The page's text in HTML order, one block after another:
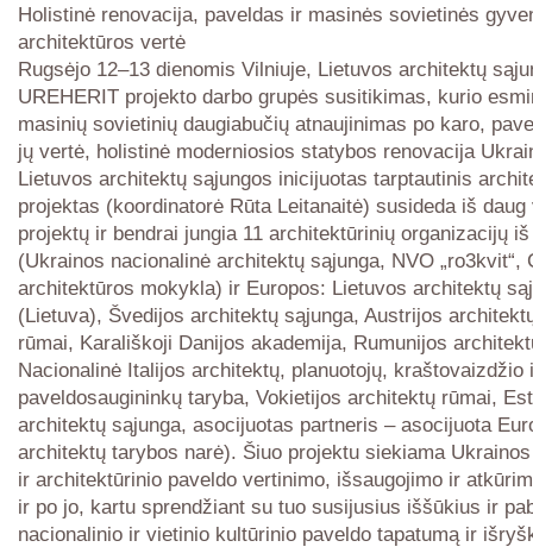
Holistinė renovacija, paveldas ir masinės sovietinės
architektūros vertė
Rugsėjo 12–13 dienomis Vilniuje, Lietuvos architektų
UREHERIT projekto darbo grupės susitikimas, kurio
masinių sovietinių daugiabučių atnaujinimas po karo,
jų vertė, holistinė moderniosios statybos renovacija
Lietuvos architektų sąjungos inicijuotas tarptautinis
projektas (koordinatorė Rūta Leitanaitė) susideda iš
projektų ir bendrai jungia 11 architektūrinių organizacijų
(Ukrainos nacionalinė architektų sąjunga, NVO „ro3kvit“,
architektūros mokykla) ir Europos: Lietuvos architektų
(Lietuva), Švedijos architektų sąjunga, Austrijos
rūmai, Karališkoji Danijos akademija, Rumunijos
Nacionalinė Italijos architektų, planuotojų, kraštovaizdžio
paveldosaugininkų taryba, Vokietijos architektų rūmai,
architektų sąjunga, asocijuotas partneris – asocijuota
architektų tarybos narė). Šiuo projektu siekiama
ir architektūrinio paveldo vertinimo, išsaugojimo ir
ir po jo, kartu sprendžiant su tuo susijusius iššūkius ir
nacionalinio ir vietinio kultūrinio paveldo tapatumą ir